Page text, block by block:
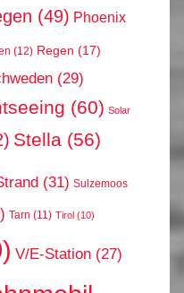
(49) Phoenix
(12) Regen (17)
(29)
(60) Solar
Stella (56)
(31) Sulzemoos
Tarn (11) Tirol (10)
V/E-Station (27)